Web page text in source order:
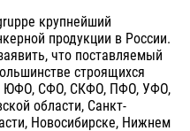
крупнейший
продукции в России.
что поставляемый
строящихся
ЮФО, СФО, СКФО, ПФО, УФО,
области, Санкт-
Новосибирске, Нижнем